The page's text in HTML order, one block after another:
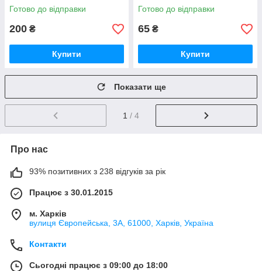
Готово до відправки
200 ₴
Купити
Готово до відправки
65 ₴
Купити
Показати ще
1 / 4
Про нас
93% позитивних з 238 відгуків за рік
Працює з 30.01.2015
м. Харків
вулиця Європейська, 3А, 61000, Харків, Україна
Контакти
Сьогодні працює з 09:00 до 18:00